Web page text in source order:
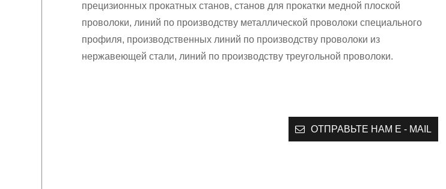
прецизионных прокатных станов, станов для прокатки медной плоской
проволоки, линий по производству металлической проволоки специального
профиля, производственных линий по производству проволоки из
нержавеющей стали, линий по производству треугольной проволоки.
ОТПРАВЬТЕ НАМ E - MAIL